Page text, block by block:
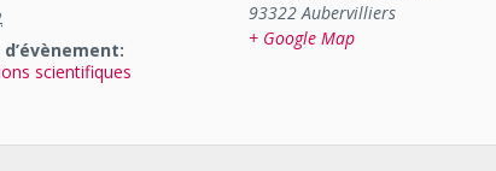
scientifiques
93322 Aubervilliers
+ Google Map